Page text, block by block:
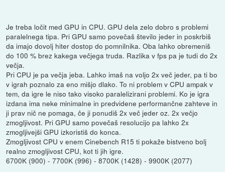
Je treba ločit med GPU in CPU. GPU dela zelo dobro s problemi
paralelnega tipa. Pri GPU samo povečaš število jeder in poskrbiš
da imajo dovolj hiter dostop do pomnilnika. Oba lahko obremeniš
do 100 % brez kakega večjega truda. Razlika v fps pa je tudi do 2x
večja.
Pri CPU je pa večja jeba. Lahko imaš na voljo 2x več jeder, pa ti bo
v igrah poznalo za eno mišjo dlako. To ni problem v CPU ampak v
tem, da igre le niso tako visoko paralelizirani problemi. Ko je igra
izdana ima neke minimalne in predvidene performančne zahteve in
ji prav nič ne pomaga, če ji ponudiš 2x več jeder oz. 2x večjo
zmogljivost. Pri GPU samo povečaš resolucijo pa lahko 2x
zmogljivejši GPU izkoristiš do konca.
Zmogljivost CPU v enem Cinebench R15 ti pokaže bistveno bolj
realno zmogljivost CPU, kot ti jih igre.
6700K (900) - 7700K (996) - 8700K (1428) - 9900K (2077)